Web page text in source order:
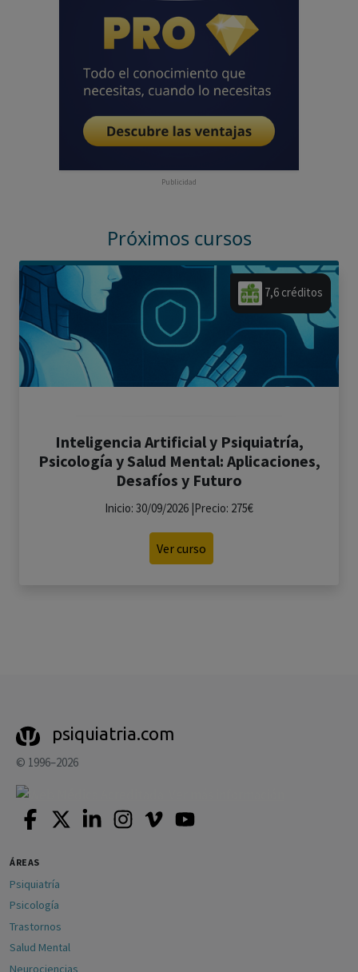
Publicidad
Próximos cursos
7,6 créditos
Inteligencia Artificial y Psiquiatría,
Psicología y Salud Mental: Aplicaciones,
Desafíos y Futuro
Inicio: 30/09/2026 |Precio: 275€
Ver curso
psiquiatria.com
© 1996–2026
ÁREAS
Psiquiatría
Psicología
Trastornos
Salud Mental
Neurociencias